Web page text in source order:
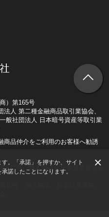
）第165号
人 第二種金融商品取引業協会、
般社団法人 日本暗号資産等取引業
商品仲介をご利用のお客様へ勧誘
633号 加入協会：日本証券業協会
10号 加入協会：日本証券業協
。「承諾」を押すか、サイト
諾したことになります。
×